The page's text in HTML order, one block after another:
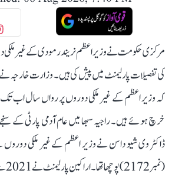
مرکزی حکومت نے وزیر اعظم نریندر مودی کے غیر
کی تفصیلات پارلیمنٹ میں پیش کی ہیں۔ وزارت خارجہ نے
خرچ ہوئے ہیں۔ راجیہ سبھا میں عام آدمی پارٹی کے
ڈاکٹر وی شیو داسن نے وزیر اعظم کے غیر ملکی